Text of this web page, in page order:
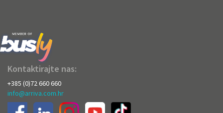
Kontaktirajte nas:
+385 (0)72 660 660
info@arriva.com.hr